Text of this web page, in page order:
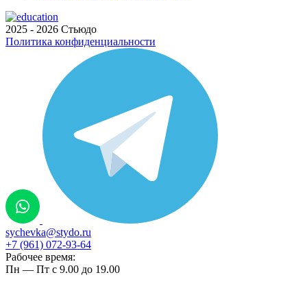
2025 - 2026 Стьюдо
Политика конфиденциальности
sychevka@stydo.ru
+7 (961) 072-93-64
Рабочее время:
Пн — Пт с 9.00 до 19.00